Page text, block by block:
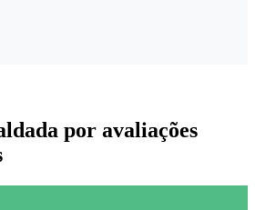
por avaliações